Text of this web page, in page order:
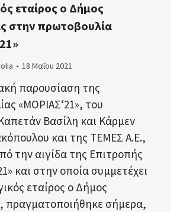
εταίρος ο Δήμος
στην πρωτοβουλία
18 Μαΐου 2021
παρουσίαση της
«ΜΟΡΙΑΣ‘21», του
Βασίλη και Κάρμεν
και της ΤΕΜΕΣ Α.Ε.,
την αιγίδα της Επιτροπής
και στην οποία συμμετέχει
εταίρος ο Δήμος
πραγματοποιήθηκε σήμερα,